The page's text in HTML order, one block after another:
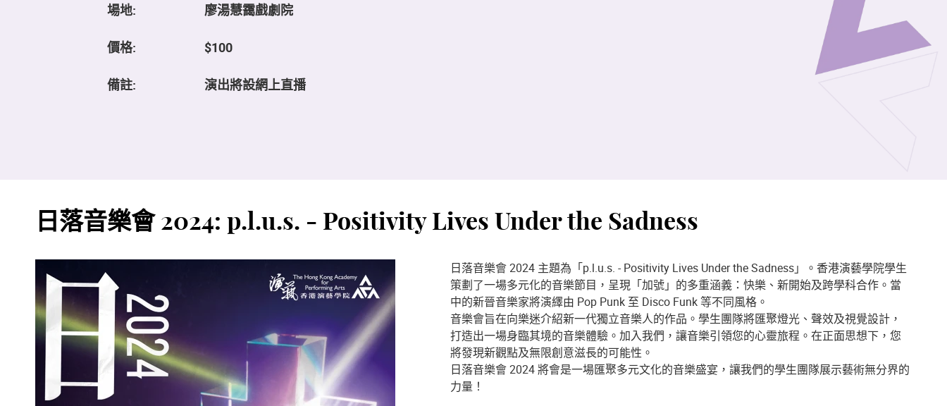
場地: 廖湯慧靄戲劇院
價格: $100
備註: 演出將設網上直播
日落音樂會 2024: p.l.u.s. - Positivity Lives Under the Sadness
日落音樂會 2024 主題為「p.l.u.s. - Positivity Lives Under the Sadness」。香港演藝學院學生
策劃了一場多元化的音樂節目，呈現「加號」的多重涵義：快樂、新開始及跨學科合作。當
中的新晉音樂家將演繹由 Pop Punk 至 Disco Funk 等不同風格。
音樂會旨在向樂迷介紹新一代獨立音樂人的作品。學生團隊將匯聚燈光、聲效及視覺設計，
打造出一場身臨其境的音樂體驗。加入我們，讓音樂引領您的心靈旅程。在正面思想下，您
將發現新觀點及無限創意滋長的可能性。
日落音樂會 2024 將會是一場匯聚多元文化的音樂盛宴，讓我們的學生團隊展示藝術無分界的
力量！